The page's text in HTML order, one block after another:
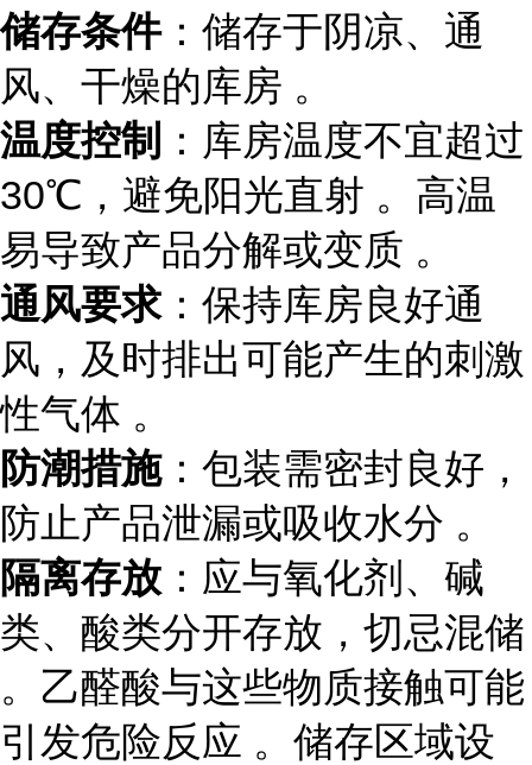
储存条件：储存于阴凉、通
风、干燥的库房 。
温度控制 ：库房温度不宜超过
30℃，避免阳光直射 。高温
易导致产品分解或变质 。
通风要求：保持库房良好通
风，及时排出可能产生的刺激
性气体 。
防潮措施：包装需密封良好，
防止产品泄漏或吸收水分 。
隔离存放 ：应与氧化剂、碱
类、酸类分开存放，切忌混储
。乙醛酸与这些物质接触可能
引发危险反应 。储存区域设